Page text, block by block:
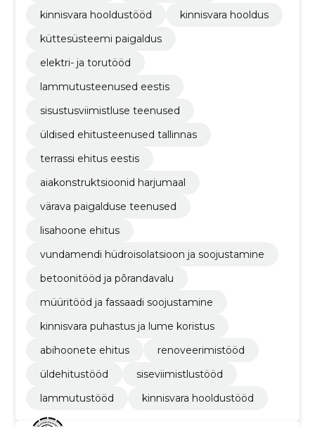
kinnisvara hooldustööd
kinnisvara hooldus
küttesüsteemi paigaldus
elektri- ja torutööd
lammutusteenused eestis
sisustusviimistluse teenused
üldised ehitusteenused tallinnas
terrassi ehitus eestis
aiakonstruktsioonid harjumaal
värava paigalduse teenused
lisahoone ehitus
vundamendi hüdroisolatsioon ja soojustamine
betoonitööd ja põrandavalu
müüritööd ja fassaadi soojustamine
kinnisvara puhastus ja lume koristus
abihoonete ehitus
renoveerimistööd
üldehitustööd
siseviimistlustööd
lammutustööd
kinnisvara hooldustööd